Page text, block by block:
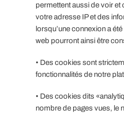
permettent aussi de voir
votre adresse IP et des
lorsqu’une connexion a
web pourront ainsi être
• Des cookies sont
fonctionnalités de notre
• Des cookies dits
nombre de pages vues, le